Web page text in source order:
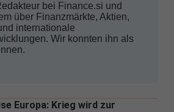
bei Finance.si und
über Finanzmärkte, Aktien,
internationale
Wir konnten ihn als
Europa: Krieg wird zur